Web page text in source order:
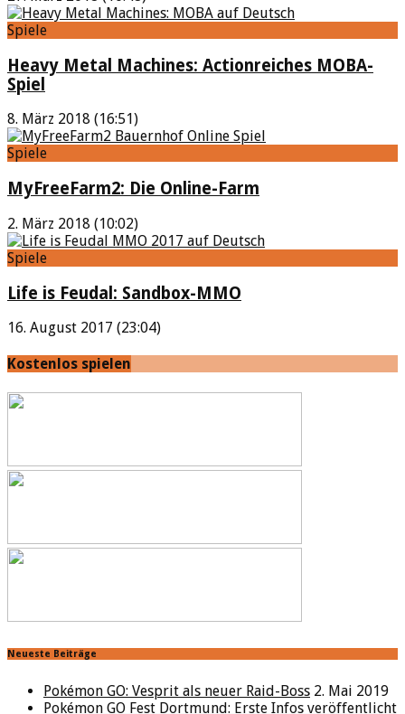
Spiele
Heavy Metal Machines: Actionreiches MOBA-
Spiel
8. März 2018 (16:51)
Spiele
MyFreeFarm2: Die Online-Farm
2. März 2018 (10:02)
Spiele
Life is Feudal: Sandbox-MMO
16. August 2017 (23:04)
Kostenlos spielen
Neueste Beiträge
Pokémon GO: Vesprit als neuer Raid-Boss 2. Mai 2019
Pokémon GO Fest Dortmund: Erste Infos veröffentlicht